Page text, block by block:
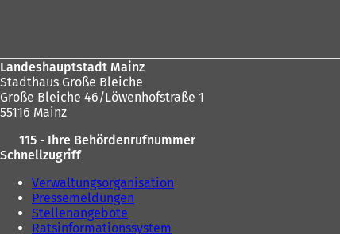
Landeshauptstadt Mainz
Stadthaus Große Bleiche
Große Bleiche 46/Löwenhofstraße 1
55116 Mainz
115 - Ihre Behördenrufnummer
Schnellzugriff
Verwaltungsorganisation
Pressemeldungen
Stellenangebote
Ratsinformationssystem